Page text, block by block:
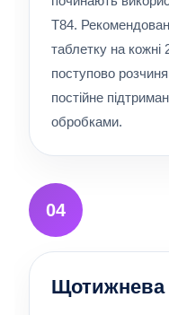
T84.
таблетку на кожні
поступово
постійне
обробками.
04
Щотижнева